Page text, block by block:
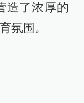
造了浓厚的
氛围。